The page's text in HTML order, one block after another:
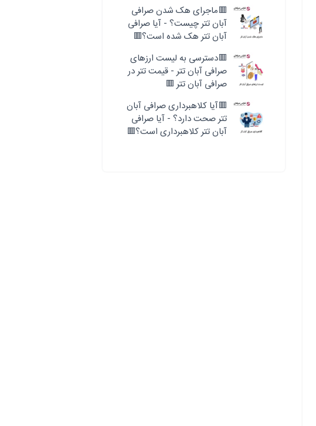
🟥ماجرای هک شدن صرافی
آبان تتر چیست؟ - آیا صرافی
آبان تتر هک شده است؟🟥
🟥دسترسی به لیست ارزهای
صرافی آبان تتر - قیمت تتر در
صرافی آبان تتر 🟥
🟥آیا کلاهبرداری صرافی آبان
تتر صحت دارد؟ - آیا صرافی
آبان تتر کلاهبرداری است؟🟥